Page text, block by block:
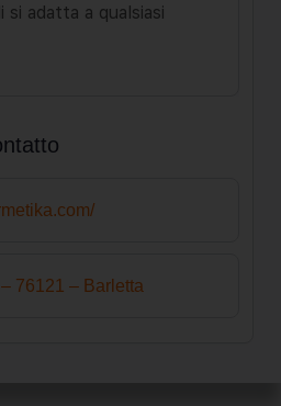
adatta a qualsiasi
76121 – Barletta